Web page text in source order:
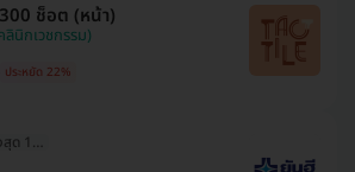
ช็อต (หน้า)
นิกเวชกรรม)
ประหยัด 22%
HD ออกค่าประเมินให้! สูงสุด 1000 บ.